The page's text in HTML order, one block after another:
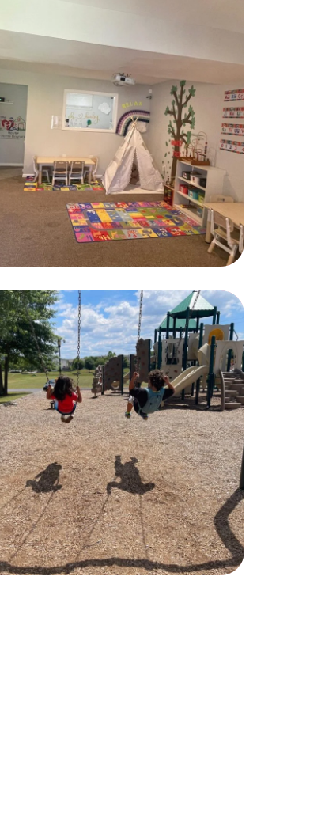
Art Classes
PLAYING
Child Safety
PLAYING